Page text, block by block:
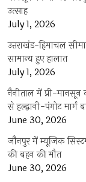
उत्साह
July 1, 2026
उत्तराखंड-हिमाचल
सामान्य हुए हालात
July 1, 2026
नैनीताल में प्री-
से हल्द्वानी-पंगोट मार्ग
June 30, 2026
जौनपुर में म्यूजिक
की बहन की मौत
June 30, 2026